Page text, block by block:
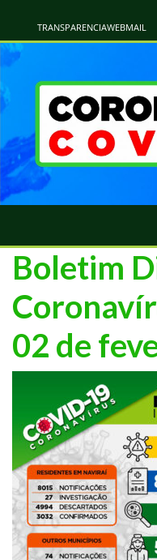
TRANSPARENCIAWEBMAIL
Boletim
02 de